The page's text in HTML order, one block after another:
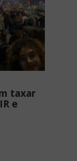
taxar
e